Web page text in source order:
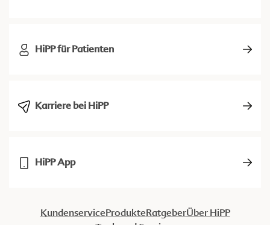
HiPP für Patienten
Karriere bei HiPP
HiPP App
KundenserviceProdukteRatgeberÜber HiPP